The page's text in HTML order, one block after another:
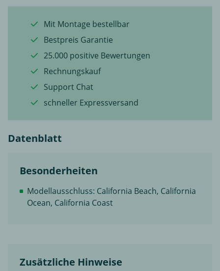
Mit Montage bestellbar
Bestpreis Garantie
25.000 positive Bewertungen
Rechnungskauf
Support Chat
schneller Expressversand
Datenblatt
Besonderheiten
Modellausschluss: California Beach, California
Ocean, California Coast
Zusätzliche Hinweise